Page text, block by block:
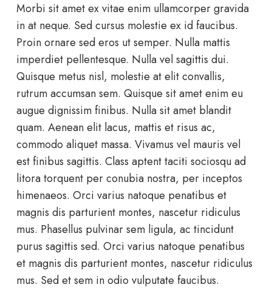
Morbi sit amet ex vitae enim ullamcorper gravida
in at neque. Sed cursus molestie ex id faucibus.
Proin ornare sed eros ut semper. Nulla mattis
imperdiet pellentesque. Nulla vel sagittis dui.
Quisque metus nisl, molestie at elit convallis,
rutrum accumsan sem. Quisque sit amet enim eu
augue dignissim finibus. Nulla sit amet blandit
quam. Aenean elit lacus, mattis et risus ac,
commodo aliquet massa. Vivamus vel mauris vel
est finibus sagittis. Class aptent taciti sociosqu ad
litora torquent per conubia nostra, per inceptos
himenaeos. Orci varius natoque penatibus et
magnis dis parturient montes, nascetur ridiculus
mus. Phasellus pulvinar sem ligula, ac tincidunt
purus sagittis sed. Orci varius natoque penatibus
et magnis dis parturient montes, nascetur ridiculus
mus. Sed et sem in odio vulputate faucibus.